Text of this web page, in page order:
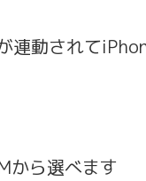
連動されて
から選べます